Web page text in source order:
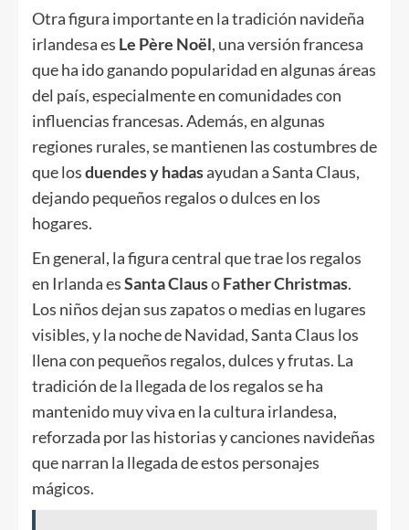
Otra figura importante en la tradición navideña
irlandesa es Le Père Noël, una versión francesa
que ha ido ganando popularidad en algunas áreas
del país, especialmente en comunidades con
influencias francesas. Además, en algunas
regiones rurales, se mantienen las costumbres de
que losduendes y hadasayudan a Santa Claus,
dejando pequeños regalos o dulces en los
hogares.
En general, la figura central que trae los regalos
en Irlanda esSanta ClausoFather Christmas.
Los niños dejan sus zapatos o medias en lugares
visibles, y la noche de Navidad, Santa Claus los
llena con pequeños regalos, dulces y frutas. La
tradición de la llegada de los regalos se ha
mantenido muy viva en la cultura irlandesa,
reforzada por las historias y canciones navideñas
que narran la llegada de estos personajes
mágicos.